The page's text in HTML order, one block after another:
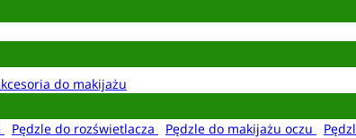
do makijażu
Pędzle do rozświetlacza Pędzle do makijażu oczu